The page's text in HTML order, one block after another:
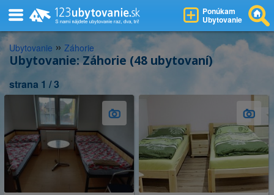
Ponúkam
Ubytovanie
Ubytovanie » Záhorie
Ubytovanie: Záhorie (48 ubytovaní)
strana 1 / 3